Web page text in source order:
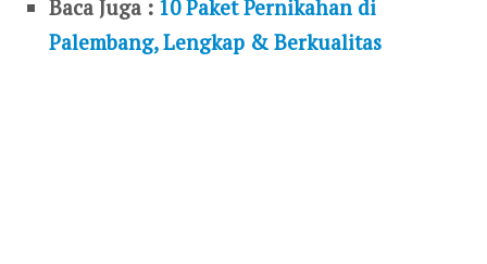
Baca Juga : 10 Paket Pernikahan di
Palembang, Lengkap & Berkualitas